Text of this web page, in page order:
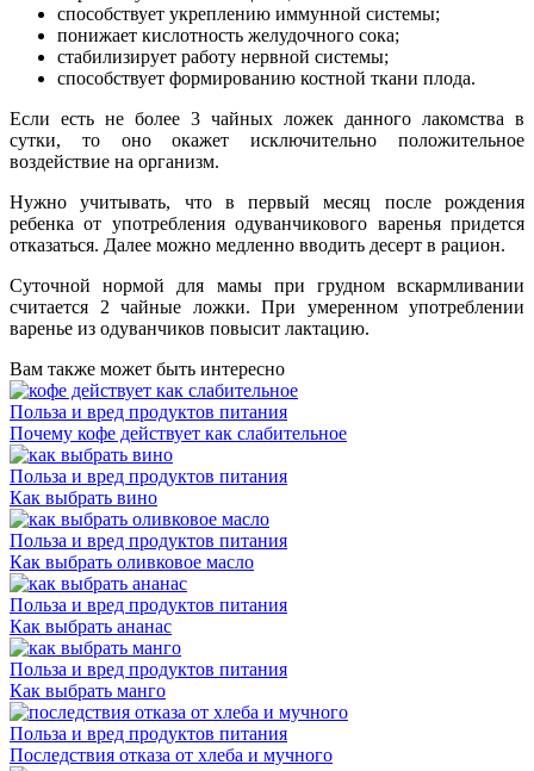
способствует укреплению иммунной системы;
понижает кислотность желудочного сока;
стабилизирует работу нервной системы;
способствует формированию костной ткани плода.
Если есть не более 3 чайных ложек данного лакомства в
сутки, то оно окажет исключительно положительное
воздействие на организм.
Нужно учитывать, что в первый месяц после рождения
ребенка от употребления одуванчикового варенья придется
отказаться. Далее можно медленно вводить десерт в рацион.
Суточной нормой для мамы при грудном вскармливании
считается 2 чайные ложки. При умеренном употреблении
варенье из одуванчиков повысит лактацию.
Вам также может быть интересно
Польза и вред продуктов питания
Почему кофе действует как слабительное
Польза и вред продуктов питания
Как выбрать вино
Польза и вред продуктов питания
Как выбрать оливковое масло
Польза и вред продуктов питания
Как выбрать ананас
Польза и вред продуктов питания
Как выбрать манго
Польза и вред продуктов питания
Последствия отказа от хлеба и мучного